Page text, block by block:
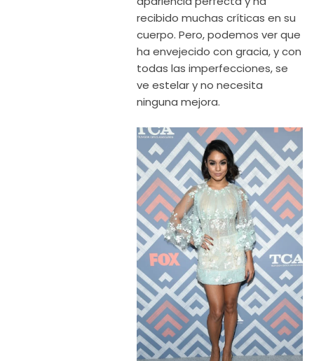
recibido muchas críticas en su
cuerpo. Pero, podemos ver que
ha envejecido con gracia, y con
todas las imperfecciones, se
ve estelar y no necesita
ninguna mejora.